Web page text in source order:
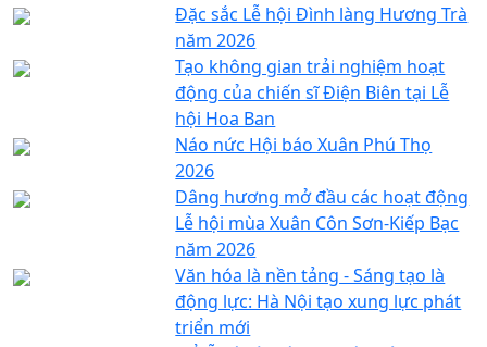
Đặc sắc Lễ hội Đình làng Hương Trà
năm 2026
Tạo không gian trải nghiệm hoạt
động của chiến sĩ Điện Biên tại Lễ
hội Hoa Ban
Náo nức Hội báo Xuân Phú Thọ
2026
Dâng hương mở đầu các hoạt động
Lễ hội mùa Xuân Côn Sơn-Kiếp Bạc
năm 2026
Văn hóa là nền tảng - Sáng tạo là
động lực: Hà Nội tạo xung lực phát
triển mới